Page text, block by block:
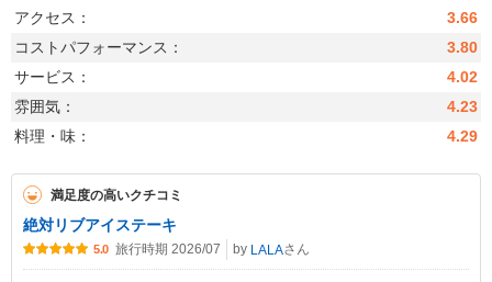
アクセス：
3.66
コストパフォーマンス：
3.80
サービス：
4.02
雰囲気：
4.23
料理・味：
4.29
満足度の高いクチコミ
絶対リブアイステーキ
5.0 旅行時期 2026/07 by LALAさん